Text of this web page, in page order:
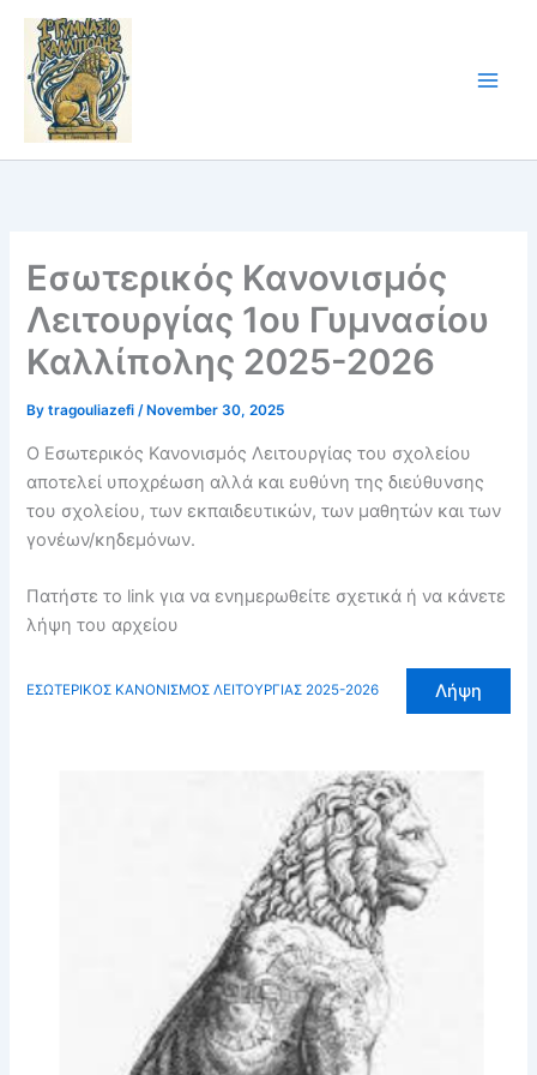
Skip
content
Εσωτερικός Κανονισμός
Λειτουργίας 1ου Γυμνασίου
Καλλίπολης 2025-2026
Bytragouliazefi/ November 30, 2025
Ο Εσωτερικός Κανονισμός Λειτουργίας του σχολείου
αποτελεί υποχρέωση αλλά και ευθύνη της διεύθυνσης
του σχολείου, των εκπαιδευτικών, των μαθητών και των
γονέων/κηδεμόνων.
Πατήστε το link για να ενημερωθείτε σχετικά ή να κάνετε
λήψη του αρχείου
ΕΣΩΤΕΡΙΚΟΣ ΚΑΝΟΝΙΣΜΟΣ ΛΕΙΤΟΥΡΓΙΑΣ 2025-2026 Λήψη